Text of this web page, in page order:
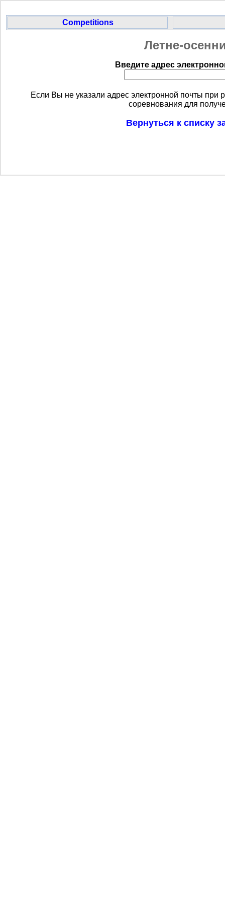
Competitions
Летне-
Введите адрес
Если Вы не указали адрес электронной почты при
соревнования для
Вернуться к списку